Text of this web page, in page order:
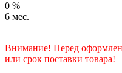
0 %
6 мес.
Внимание! Перед
или срок поставки товара!